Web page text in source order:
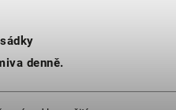
denně.